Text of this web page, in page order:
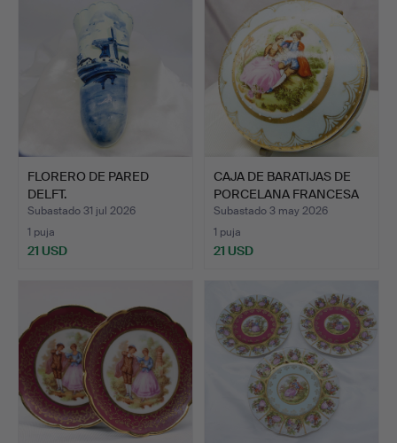
FLORERO DE PARED
DELFT.
Subastado 31 jul 2026
1 puja
21 USD
CAJA DE BARATIJAS DE
PORCELANA FRANCESA
VI…
Subastado 3 may 2026
1 puja
21 USD